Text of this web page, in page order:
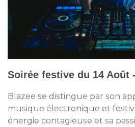
Soirée festive du 14 Août
Blazee se distingue par son
musique électronique et
énergie contagieuse et sa